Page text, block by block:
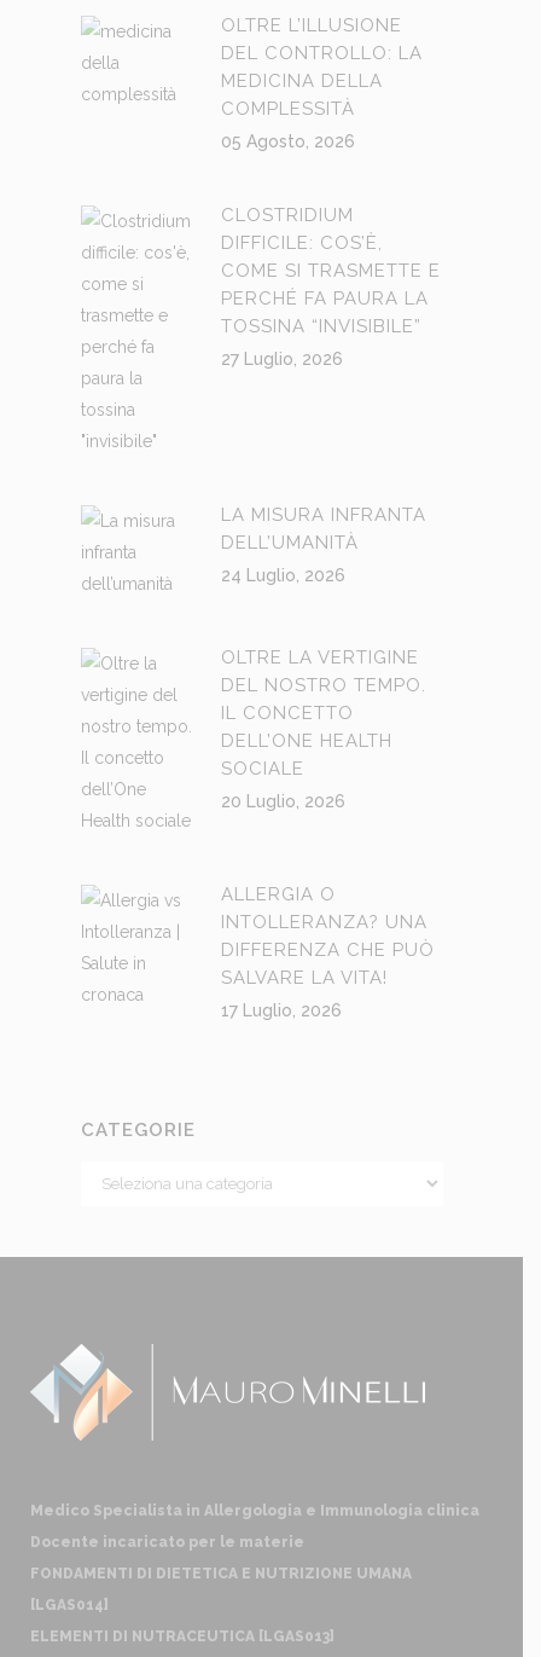
OLTRE L’ILLUSIONE
DEL CONTROLLO: LA
MEDICINA DELLA
COMPLESSITÀ
05 Agosto, 2026
CLOSTRIDIUM
DIFFICILE: COS’È,
COME SI TRASMETTE E
PERCHÉ FA PAURA LA
TOSSINA “INVISIBILE”
27 Luglio, 2026
LA MISURA INFRANTA
DELL’UMANITÀ
24 Luglio, 2026
OLTRE LA VERTIGINE
DEL NOSTRO TEMPO.
IL CONCETTO
DELL’ONE HEALTH
SOCIALE
20 Luglio, 2026
ALLERGIA O
INTOLLERANZA? UNA
DIFFERENZA CHE PUÒ
SALVARE LA VITA!
17 Luglio, 2026
CATEGORIE
Medico Specialista in Allergologia e Immunologia clinica
Docente incaricato per le materie
FONDAMENTI DI DIETETICA E NUTRIZIONE UMANA
[LGAS014]
ELEMENTI DI NUTRACEUTICA [LGAS013]